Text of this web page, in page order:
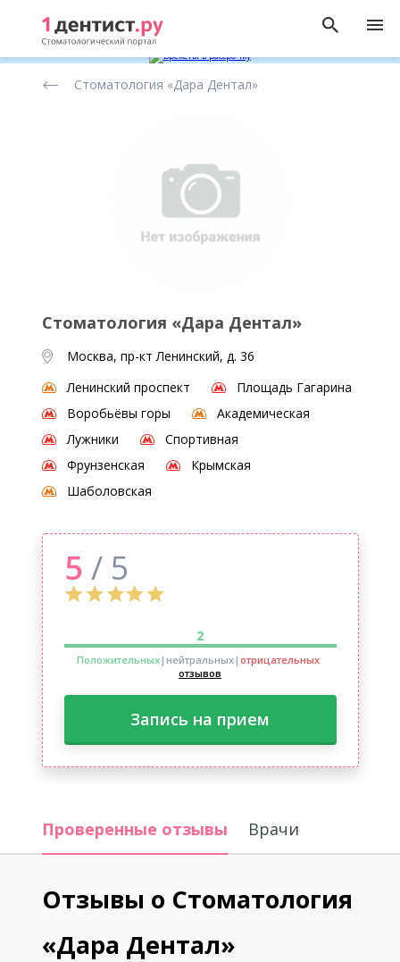
стоматологических
Стоматология «Дара Дентал»
Стоматология «Дара Дентал»
Москва, пр-кт Ленинский, д. 36
Ленинский проспект
Площадь Гагарина
Воробьёвы горы
Академическая
Лужники
Спортивная
Фрунзенская
Крымская
Шаболовская
5 / 5
2
Положительных|нейтральных| отрицательных
отзывов
Запись на прием
Проверенные отзывы Врачи
Отзывы о Стоматология
«Дара Дентал»